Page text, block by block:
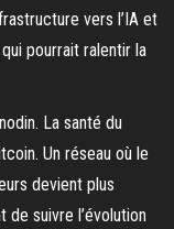
vers l’IA et
pourrait ralentir la
La santé du
Un réseau où le
devient plus
de suivre l’évolution